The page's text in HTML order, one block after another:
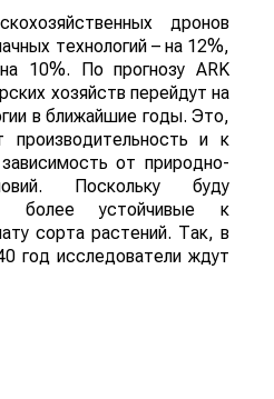
дронов
технологий – на 12%,
10%. По прогнозу ARK
хозяйств перейдут на
в ближайшие годы. Это,
производительность и к
от природно-
Поскольку буду
более устойчивые к
сорта растений. Так, в
год исследователи ждут
и геномики.